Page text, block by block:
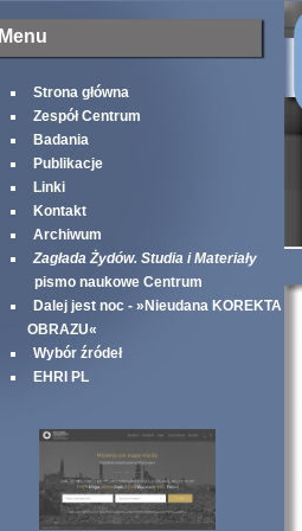
Menu
Strona główna
Zespół Centrum
Badania
Publikacje
Linki
Kontakt
Archiwum
Zagłada Żydów. Studia i Materiały
pismo naukowe Centrum
Dalej jest noc - »Nieudana KOREKTA
OBRAZU«
Wybór źródeł
EHRI PL